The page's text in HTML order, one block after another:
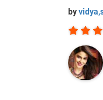
by